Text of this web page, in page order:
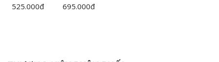
Nam Trắng
525.000đ
Nam
695.000đ